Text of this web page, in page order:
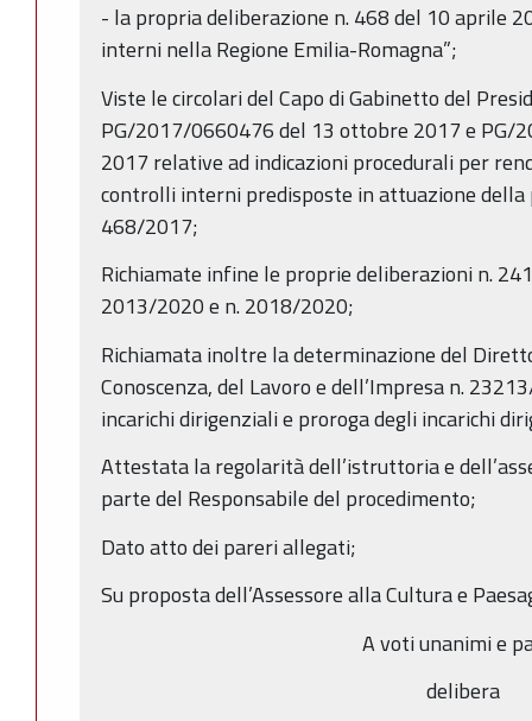
- la propria deliberazione n. 468 del 10 aprile
interni nella Regione Emilia-Romagna”;
Viste le circolari del Capo di Gabinetto del
PG/2017/0660476 del 13 ottobre 2017 e PG/
2017 relative ad indicazioni procedurali per
controlli interni predisposte in attuazione della
468/2017;
Richiamate infine le proprie deliberazioni n.
2013/2020 e n. 2018/2020;
Richiamata inoltre la determinazione del
Conoscenza, del Lavoro e dell’Impresa n.
incarichi dirigenziali e proroga degli incarichi
Attestata la regolarità dell’istruttoria e
parte del Responsabile del procedimento;
Dato atto dei pareri allegati;
Su proposta dell’Assessore alla Cultura e
A voti unanimi e
delibera